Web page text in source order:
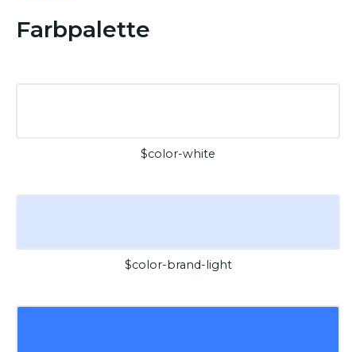
Farbpalette
$color-white
$color-brand-light